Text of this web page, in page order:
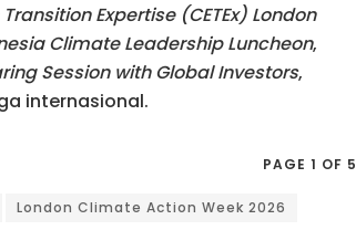
Expertise (CETEx) London
Climate Leadership Luncheon,
Session with Global Investors,
internasional.
PAGE 1 OF 5
London Climate Action Week 2026